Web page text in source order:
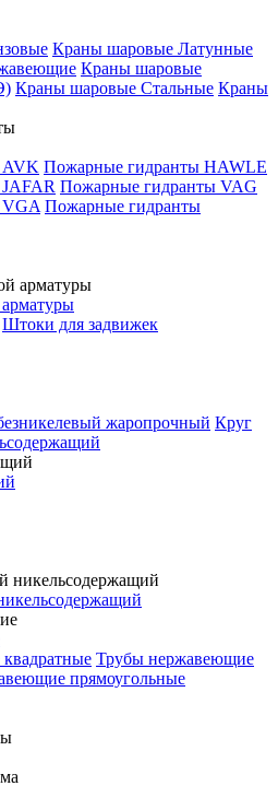
Краны шаровые Латунные
Краны шаровые
Краны шаровые Стальные Краны
AVK Пожарные гидранты HAWLE
Пожарные гидранты VAG
Пожарные гидранты
Штоки для задвижек
жаропрочный Круг
Трубы нержавеющие
прямоугольные